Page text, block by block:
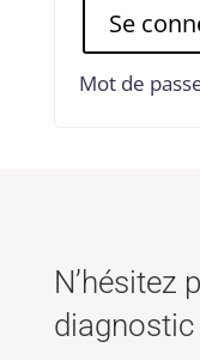
Se
Mot de
N’hésitez
diagnostic